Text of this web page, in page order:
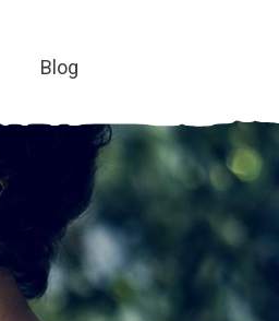
Blog